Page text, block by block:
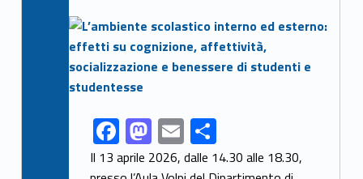
Link identifier archive #link-archive-thumb-soap-31869
Link identifier share facebook archive #share-link-archive-56209F
ac
M
as
E
m
S
h
Il 13 aprile 2026, dalle 14.30 alle 18.30,